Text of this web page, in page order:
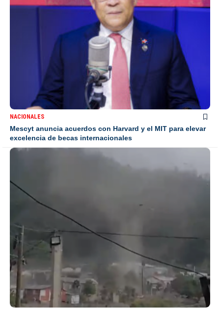
NACIONALES
Mescyt anuncia acuerdos con Harvard y el MIT para elevar
excelencia de becas internacionales